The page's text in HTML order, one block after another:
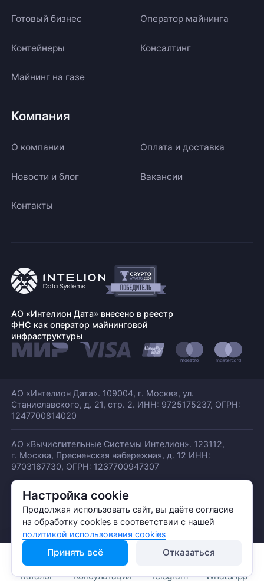
Настройка cookie
Продолжая использовать сайт, вы даёте согласие
на обработку cookies в соответствии с нашей
политикой использования cookies
Принять всё Отказаться
Готовый бизнес
Контейнеры
Майнинг на газе
Оператор майнинга
Консалтинг
Компания
О компании Оплата и доставка
Новости и блог Вакансии
Контакты
АО «Интелион Дата» внесено в реестр
ФНС как оператор майнинговой
инфраструктуры
АО «Интелион Дата». 109004, г. Москва, ул.
Станиславского, д. 21, стр. 2. ИНН: 9725175237, ОГРН:
1247700814020
АО «Вычислительные Системы Интелион». 123112,
г. Москва, Пресненская набережная, д. 12 ИНН:
9703167730, ОГРН: 1237700947307
© АО «ИНТЕЛИОН ДАТА» 2026
Политика обработки ПДн
Политика конфиденциальности
Политика использования куки
Каталог Консультация Telegram WhatsApp